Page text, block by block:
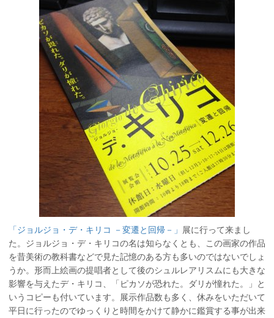
「ジョルジョ・デ・キリコ －変遷と回帰－」
展に行って来まし
た。ジョルジョ・デ・キリコの名は知らなくとも、この画家の作品
を昔美術の教科書などで見た記憶のある方も多いのではないでしょ
うか。形而上絵画の提唱者として後のシュルレアリスムにも大きな
影響を与えたデ・キリコ、「ピカソが恐れた。ダリが憧れた。」と
いうコピーも付いています。展示作品数も多く、休みをいただいて
平日に行ったのでゆっくりと時間をかけて静かに鑑賞する事が出来